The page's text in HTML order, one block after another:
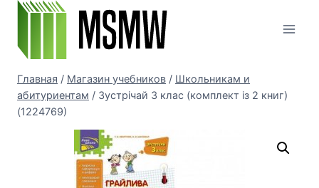
Перейти
содержимому
Главная / Магазин учебников / Школьникам и
абитуриентам / Зустрічай 3 клас (комплект із 2 книг)
(1224769)